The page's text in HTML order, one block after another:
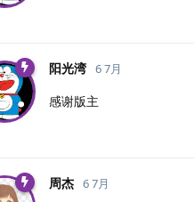
阳光湾 6 7月
感谢版主
周杰 6 7月